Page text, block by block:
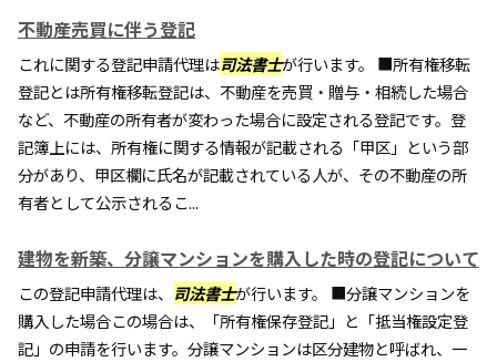
不動産売買に伴う登記
これに関する登記申請代理は司法書士が行います。 ■所有権移転
登記とは所有権移転登記は、不動産を売買・贈与・相続した場合
など、不動産の所有者が変わった場合に設定される登記です。登
記簿上には、所有権に関する情報が記載される「甲区」という部
分があり、甲区欄に氏名が記載されている人が、その不動産の所
有者として公示されるこ...
建物を新築、分譲マンションを購入した時の登記について
この登記申請代理は、 司法書士が行います。 ■分譲マンションを
購入した場合この場合は、「所有権保存登記」と「抵当権設定登
記」の申請を行います。分譲マンションは区分建物と呼ばれ、一